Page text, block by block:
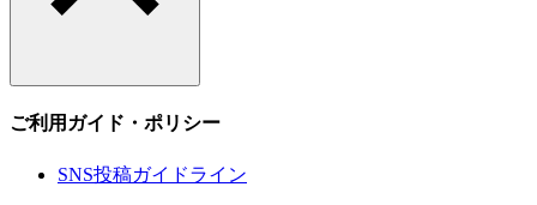
ご利用ガイド・ポリシー
SNS投稿ガイドライン